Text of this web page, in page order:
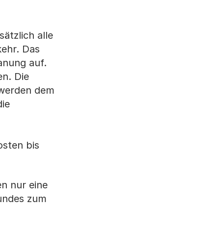
alle
Das
auf.
Die
dem
bis
nur eine
zum